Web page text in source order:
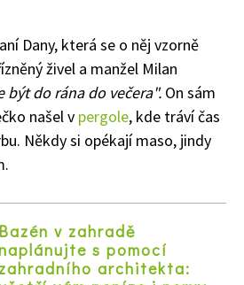
Dany, která se o něj vzorně
živel a manžel Milan
být do rána do večera". On sám
našel v pergole, kde tráví čas
Někdy si opékají maso, jindy
Bazén v zahradě
s pomocí
zahradního architekta: